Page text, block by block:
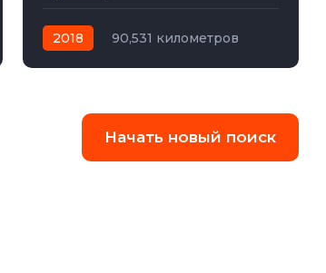
2018
90,531 километров
Начать новый поиск